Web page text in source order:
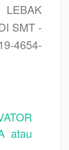
SMT -
4654-
atau